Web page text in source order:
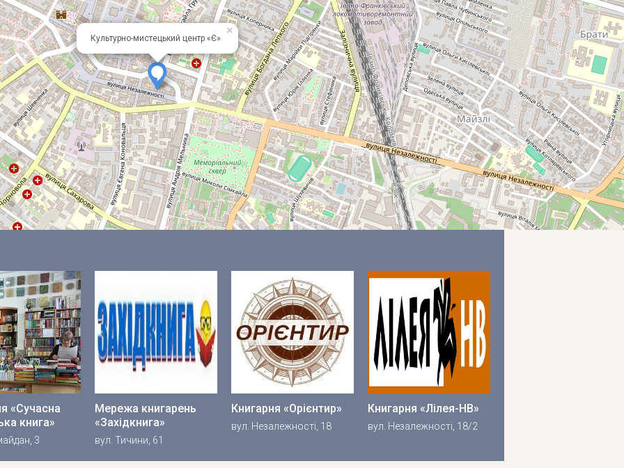
Культурно-мистецький центр «Є»
×
Leaflet| ©OpenStreetMap, ©FrankivskOnline
«Сучасна
книга»
3
Мережа книгарень
«Західкнига»
вул. Тичини, 61
Книгарня «Орієнтир»
вул. Незалежності, 18
Книгарня «Лілея-НВ»
вул. Незалежності, 18/2